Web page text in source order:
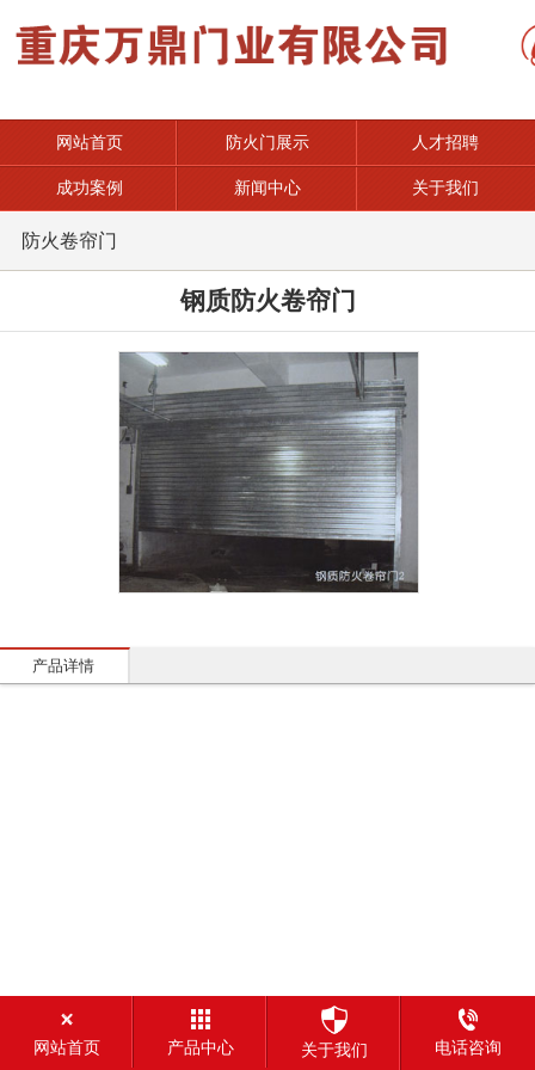
网站首页 防火门展示 人才招聘
成功案例 新闻中心 关于我们
防火卷帘门
钢质防火卷帘门
产品详情
网站首页 产品中心 关于我们 电话咨询